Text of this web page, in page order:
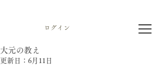
ログイン
大元の教え
更新日： 6月11日